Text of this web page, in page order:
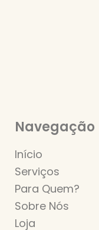
Navegação
Início
Serviços
Para Quem?
Sobre Nós
Loja